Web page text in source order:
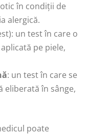
în condiții de
alergică.
un test în care o
pe piele,
: un test în care se
eliberată în sânge,
poate